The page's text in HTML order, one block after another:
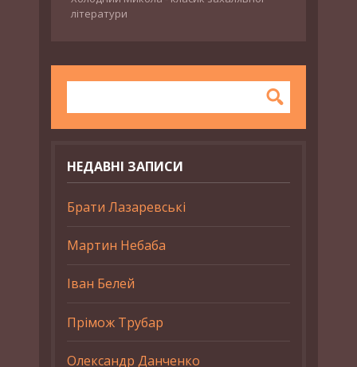
літератури
НЕДАВНІ ЗАПИСИ
Брати Лазаревські
Мартин Небаба
Іван Белей
Прімож Трубар
Олександр Данченко